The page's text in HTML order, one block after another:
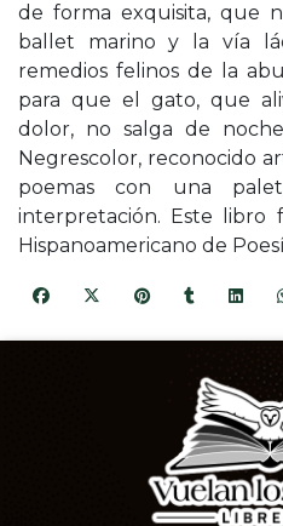
de forma exquisita, que
ballet marino y la vía
remedios felinos de la
para que el gato, que
dolor, no salga de
Negrescolor, reconocido
poemas con una
interpretación. Este libro
Hispanoamericano de